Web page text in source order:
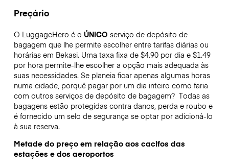
Preçário
O LuggageHero é o ÚNICO serviço de depósito de
bagagem que lhe permite escolher entre tarifas diárias ou
horárias em Bekasi. Uma taxa fixa de $4.90 por dia e $1.49
por hora permite-lhe escolher a opção mais adequada às
suas necessidades. Se planeia ficar apenas algumas horas
numa cidade, porquê pagar por um dia inteiro como faria
com outros serviços de depósito de bagagem? Todas as
bagagens estão protegidas contra danos, perda e roubo e
é fornecido um selo de segurança se optar por adicioná-lo
à sua reserva.
Metade do preço em relação aos cacifos das
estações e dos aeroportos